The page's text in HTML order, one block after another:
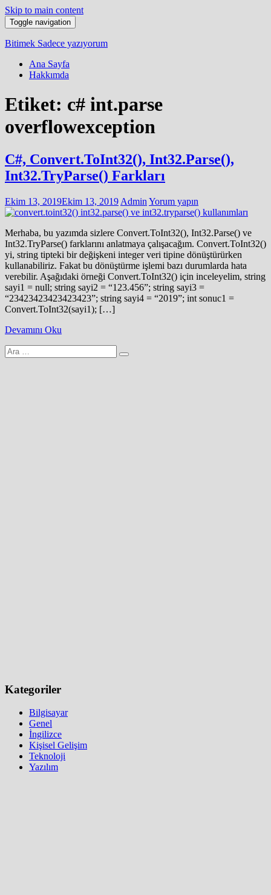
Skip to main content
Toggle navigation
Bitimek Sadece yazıyorum
Ana Sayfa
Hakkımda
Etiket: c# int.parse
overflowexception
C#, Convert.ToInt32(), Int32.Parse(),
Int32.TryParse() Farkları
Ekim 13, 2019Ekim 13, 2019 Admin Yorum yapın
Merhaba, bu yazımda sizlere Convert.ToInt32(), Int32.Parse() ve
Int32.TryParse() farklarını anlatmaya çalışacağım. Convert.ToInt32()
yi, string tipteki bir değişkeni integer veri tipine dönüştürürken
kullanabiliriz. Fakat bu dönüştürme işlemi bazı durumlarda hata
verebilir. Aşağıdaki örneği Convert.ToInt32() için inceleyelim, string
sayi1 = null; string sayi2 = “123.456”; string sayi3 =
“23423423423423423”; string sayi4 = “2019”; int sonuc1 =
Convert.ToInt32(sayi1); […]
Devamını Oku
Arama
yap:
Kategoriler
Bilgisayar
Genel
İngilizce
Kişisel Gelişim
Teknoloji
Yazılım